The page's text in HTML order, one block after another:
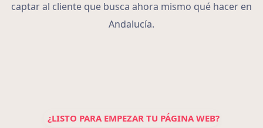
captar al cliente que busca ahora mismo qué hacer en
Andalucía.
¿LISTO PARA EMPEZAR TU PÁGINA WEB?